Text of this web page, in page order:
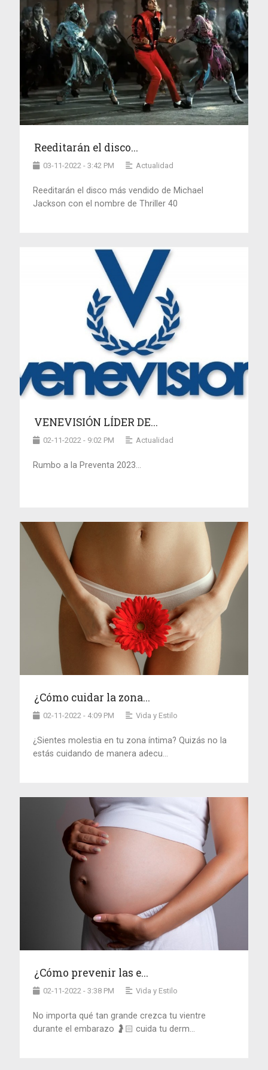
Reeditarán el disco...
03-11-2022 - 3:42 PM Actualidad
Reeditarán el disco más vendido de Michael
Jackson con el nombre de Thriller 40
VENEVISIÓN LÍDER DE...
02-11-2022 - 9:02 PM Actualidad
Rumbo a la Preventa 2023…
¿Cómo cuidar la zona...
02-11-2022 - 4:09 PM Vida y Estilo
¿Sientes molestia en tu zona íntima? Quizás no la
estás cuidando de manera adecu...
¿Cómo prevenir las e...
02-11-2022 - 3:38 PM Vida y Estilo
No importa qué tan grande crezca tu vientre
durante el embarazo 🤰🏻 cuida tu derm...